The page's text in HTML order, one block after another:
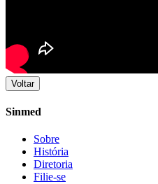
Voltar
Sinmed
Sobre
História
Diretoria
Filie-se